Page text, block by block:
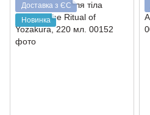
Доставка з ЄС
Новинка